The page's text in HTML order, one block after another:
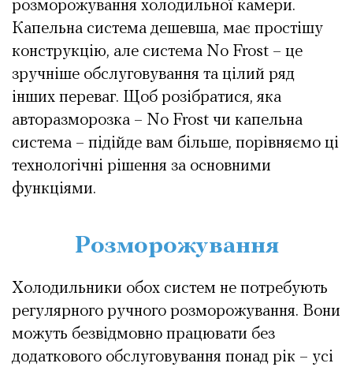
розморожування холодильної камери.
Капельна система дешевша, має простішу
конструкцію, але система No Frost – це
зручніше обслуговування та цілий ряд
інших переваг. Щоб розібратися, яка
авторазморозка – No Frost чи капельна
система – підійде вам більше, порівняємо ці
технологічні рішення за основними
функціями.
Розморожування
Холодильники обох систем не потребують
регулярного ручного розморожування. Вони
можуть безвідмовно працювати без
додаткового обслуговування понад рік – усі